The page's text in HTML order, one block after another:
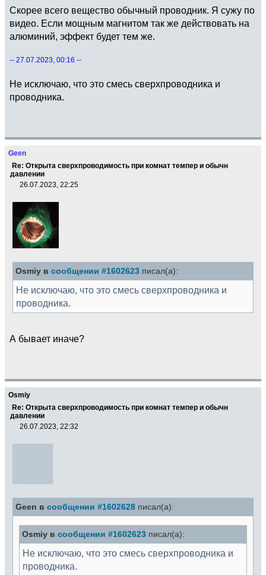
Скорее всего вещество обычный проводник. Я сужу по
видео. Если мощным магнитом так же действовать на
алюминий, эффект будет тем же.
-- 27.07.2023, 00:16 --
Не исключаю, что это смесь сверхпроводника и
проводника.
Geen
Re: Открыта сверхпроводимость при комнат темпер и обычн
давлении
26.07.2023, 22:25
Osmiy в сообщении #1602623 писал(а):
Не исключаю, что это смесь сверхпроводника и
проводника.
А бывает иначе?
Osmiy
Re: Открыта сверхпроводимость при комнат темпер и обычн
давлении
26.07.2023, 22:32
Geen в сообщении #1602628 писал(а):
Osmiy в сообщении #1602623 писал(а):
Не исключаю, что это смесь сверхпроводника и
проводника.